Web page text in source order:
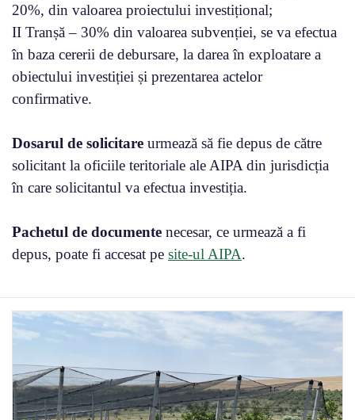
20%, din valoarea proiectului investițional;
II Tranșă – 30% din valoarea subvenției, se va efectua
în baza cererii de debursare, la darea în exploatare a
obiectului investiției și prezentarea actelor
confirmative.
Dosarul de solicitare urmează să fie depus de către
solicitant la oficiile teritoriale ale AIPA din jurisdicția
în care solicitantul va efectua investiția.
Pachetul de documente necesar, ce urmează a fi
depus, poate fi accesat pe site-ul AIPA.